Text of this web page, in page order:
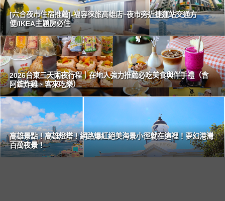
[六合夜市住宿推薦]-福容徠旅高雄店~夜市旁近捷運站交通方
便/IKEA主題房必住
2026台東三天兩夜行程｜在地人強力推薦必吃美食與伴手禮（含
阿鋐炸雞、客來吃樂）
高雄景點！高雄燈塔！網路爆紅絕美海景小徑就在這裡！夢幻港灣
百萬夜景！